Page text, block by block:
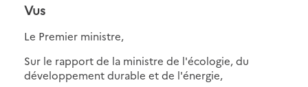
Vus
Le Premier ministre,
Sur le rapport de la ministre de l'écologie, du
développement durable et de l'énergie,